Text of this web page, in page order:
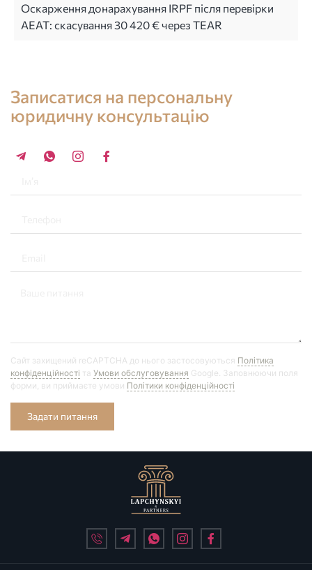
Оскарження донарахування IRPF після перевірки
AEAT: скасування 30 420 € через TEAR
Записатися на персональну
юридичну консультацію
Сайт захищений reCAPTCHA до нього застосовуються Політика
конфіденційності та Умови обслуговування Google. Заповнюючи поля
форми, ви приймаєте умови Політики конфіденційності
Задати питання